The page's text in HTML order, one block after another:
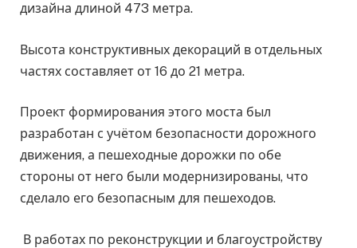
дизайна длиной 473 метра.
Высота конструктивных декораций в отдельных
частях составляет от 16 до 21 метра.
Проект формирования этого моста был
разработан с учётом безопасности дорожного
движения, а пешеходные дорожки по обе
стороны от него были модернизированы, что
сделало его безопасным для пешеходов.
В работах по реконструкции и благоустройству